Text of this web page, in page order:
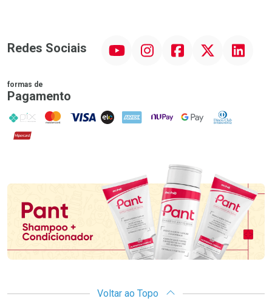
Redes Sociais InstagramFacebookTwitter Linkedin
formas de
Pagamento
PIX MasterCard
VISA ELO AMEX NuPay Google PayDiners Club
Hipercard
Promoção em Destaque
Voltar ao Topo